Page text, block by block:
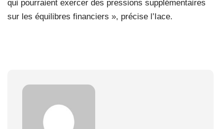
qui pourraient exercer des pressions supplémentaires
sur les équilibres financiers », précise l’Iace.